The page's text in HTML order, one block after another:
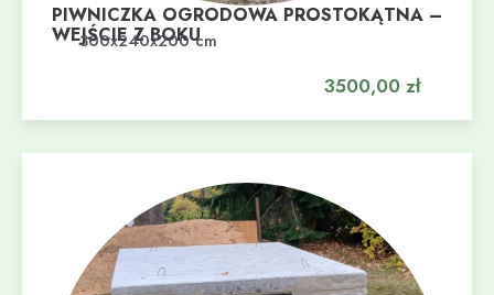
PIWNICZKA OGRODOWA PROSTOKĄTNA –
WEJŚCIE Z BOKU
300x240x200 cm
3500,00 zł
Dodaj do koszyka